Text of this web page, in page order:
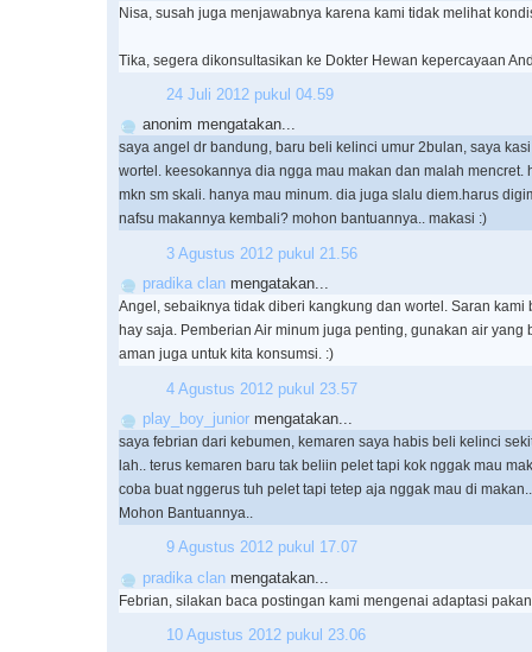
Nisa, susah juga menjawabnya karena kami tidak melihat
Tika, segera dikonsultasikan ke Dokter Hewan kepercayaan
24 Juli 2012 pukul 04.59
anonim mengatakan...
saya angel dr bandung, baru beli kelinci umur 2bulan, saya
wortel. keesokannya dia ngga mau makan dan malah mencret.
mkn sm skali. hanya mau minum. dia juga slalu diem.harus
nafsu makannya kembali? mohon bantuannya.. makasi :)
3 Agustus 2012 pukul 21.56
pradika clan mengatakan...
Angel, sebaiknya tidak diberi kangkung dan wortel. Saran kami
hay saja. Pemberian Air minum juga penting, gunakan air yang
aman juga untuk kita konsumsi. :)
4 Agustus 2012 pukul 23.57
play_boy_junior mengatakan...
saya febrian dari kebumen, kemaren saya habis beli kelinci
lah.. terus kemaren baru tak beliin pelet tapi kok nggak mau
coba buat nggerus tuh pelet tapi tetep aja nggak mau di makan..
Mohon Bantuannya..
9 Agustus 2012 pukul 17.07
pradika clan mengatakan...
Febrian, silakan baca postingan kami mengenai adaptasi
10 Agustus 2012 pukul 23.06